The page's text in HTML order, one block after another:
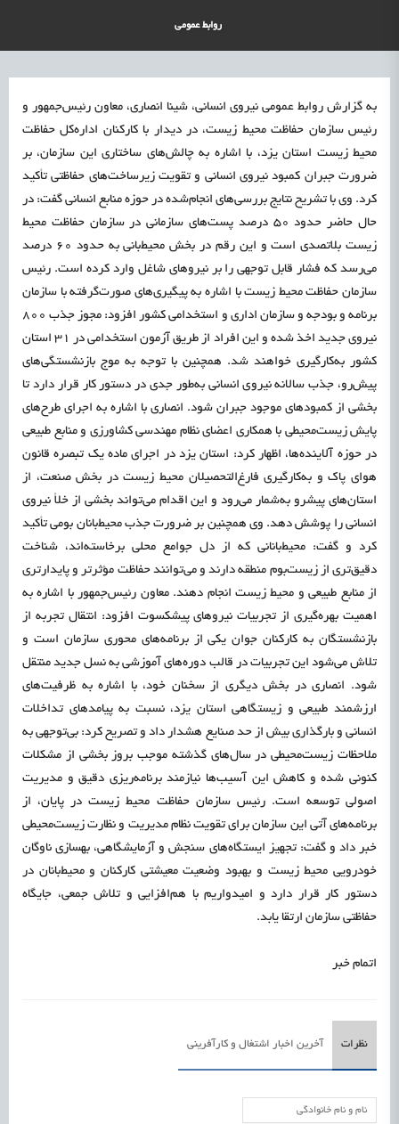
رسیدن مجوز ایجاد «سندباکس» به نهادهای توسعه‌ای و صنفی
روابط عمومی
به گزارش روابط عمومی نیروی انسانی، شینا انصاری، معاون رئیس‌جمهور و
رئیس سازمان حفاظت محیط زیست، در دیدار با کارکنان اداره‌کل حفاظت
محیط زیست استان یزد، با اشاره به چالش‌های ساختاری این سازمان، بر
ضرورت جبران کمبود نیروی انسانی و تقویت زیرساخت‌های حفاظتی تأکید
کرد. وی با تشریح نتایج بررسی‌های انجام‌شده در حوزه منابع انسانی گفت: در
حال حاضر حدود ۵۰ درصد پست‌های سازمانی در سازمان حفاظت محیط
زیست بلاتصدی است و این رقم در بخش محیط‌بانی به حدود ۶۰ درصد
می‌رسد که فشار قابل توجهی را بر نیروهای شاغل وارد کرده است. رئیس
سازمان حفاظت محیط زیست با اشاره به پیگیری‌های صورت‌گرفته با سازمان
برنامه و بودجه و سازمان اداری و استخدامی کشور افزود: مجوز جذب ۸۰۰
نیروی جدید اخذ شده و این افراد از طریق آزمون استخدامی در ۳۱ استان
کشور به‌کارگیری خواهند شد. همچنین با توجه به موج بازنشستگی‌های
پیش‌رو، جذب سالانه نیروی انسانی به‌طور جدی در دستور کار قرار دارد تا
بخشی از کمبودهای موجود جبران شود. انصاری با اشاره به اجرای طرح‌های
پایش زیست‌محیطی با همکاری اعضای نظام مهندسی کشاورزی و منابع طبیعی
در حوزه آلاینده‌ها، اظهار کرد: استان یزد در اجرای ماده یک تبصره قانون
هوای پاک و به‌کارگیری فارغ‌التحصیلان محیط زیست در بخش صنعت، از
استان‌های پیشرو به‌شمار می‌رود و این اقدام می‌تواند بخشی از خلأ نیروی
انسانی را پوشش دهد. وی همچنین بر ضرورت جذب محیط‌بانان بومی تأکید
کرد و گفت: محیط‌بانانی که از دل جوامع محلی برخاسته‌اند، شناخت
دقیق‌تری از زیست‌بوم منطقه دارند و می‌توانند حفاظت مؤثرتر و پایدارتری
از منابع طبیعی و محیط زیست انجام دهند. معاون رئیس‌جمهور با اشاره به
اهمیت بهره‌گیری از تجربیات نیروهای پیشکسوت افزود: انتقال تجربه از
بازنشستگان به کارکنان جوان یکی از برنامه‌های محوری سازمان است و
تلاش می‌شود این تجربیات در قالب دوره‌های آموزشی به نسل جدید منتقل
شود. انصاری در بخش دیگری از سخنان خود، با اشاره به ظرفیت‌های
ارزشمند طبیعی و زیستگاهی استان یزد، نسبت به پیامدهای تداخلات
انسانی و بارگذاری بیش از حد صنایع هشدار داد و تصریح کرد: بی‌توجهی به
ملاحظات زیست‌محیطی در سال‌های گذشته موجب بروز بخشی از مشکلات
کنونی شده و کاهش این آسیب‌ها نیازمند برنامه‌ریزی دقیق و مدیریت
اصولی توسعه است. رئیس سازمان حفاظت محیط زیست در پایان، از
برنامه‌های آتی این سازمان برای تقویت نظام مدیریت و نظارت زیست‌محیطی
خبر داد و گفت: تجهیز ایستگاه‌های سنجش و آزمایشگاهی، بهسازی ناوگان
خودرویی محیط زیست و بهبود وضعیت معیشتی کارکنان و محیط‌بانان در
دستور کار قرار دارد و امیدواریم با هم‌افزایی و تلاش جمعی، جایگاه
حفاظتی سازمان ارتقا یابد.
اتمام خبر
نظرات آخرین اخبار اشتغال و کارآفرینی